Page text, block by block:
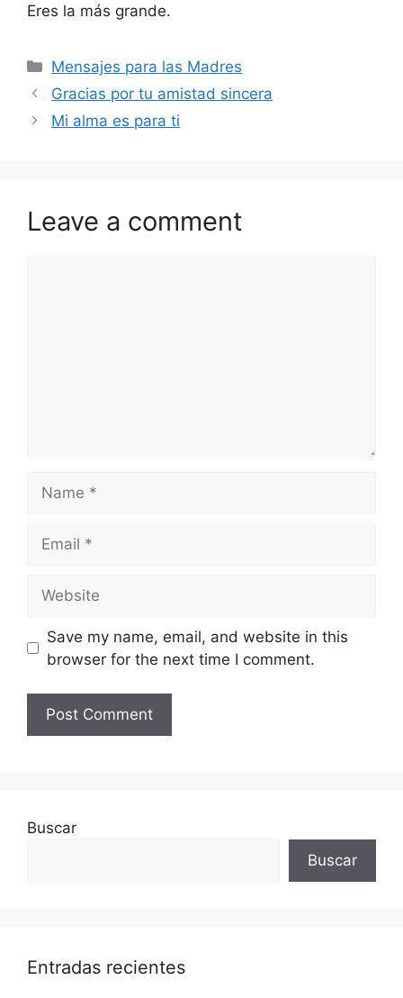
Eres la más grande.
Categories
Mensajes para las Madres
Gracias por tu amistad sincera
Mi alma es para ti
Leave a comment
Save my name, email, and website in this
browser for the next time I comment.
Buscar
Buscar
Entradas recientes